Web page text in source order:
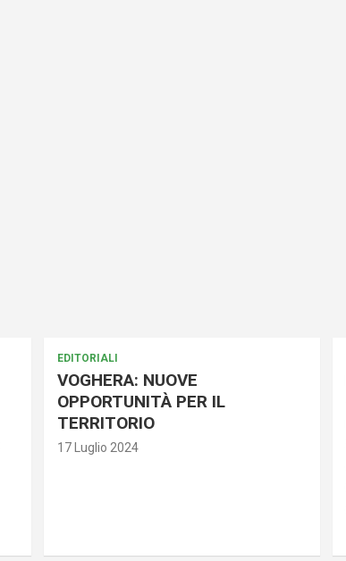
EDITORIALI
VOGHERA: NUOVE
OPPORTUNITÀ PER IL
TERRITORIO
17 Luglio 2024